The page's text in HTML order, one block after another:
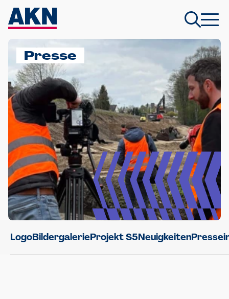
Presse
LogoBildergalerieProjekt S5Neuigkeiten